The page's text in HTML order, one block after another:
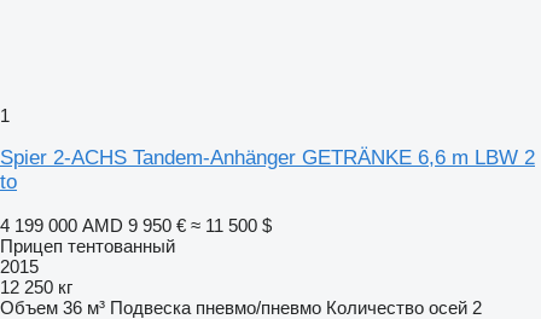
1
Spier 2-ACHS Tandem-Anhänger GETRÄNKE 6,6 m LBW 2
to
4 199 000 AMD 9 950 € ≈ 11 500 $
Прицеп тентованный
2015
12 250 кг
Объем 36 м³ Подвеска пневмо/пневмо Количество осей 2